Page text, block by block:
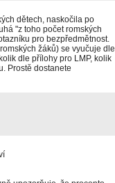
dětech, naskočila po
"z toho počet romských
pro bezpředmětnost.
žáků) se vyučuje dle
dle přílohy pro LMP, kolik
Prostě dostanete